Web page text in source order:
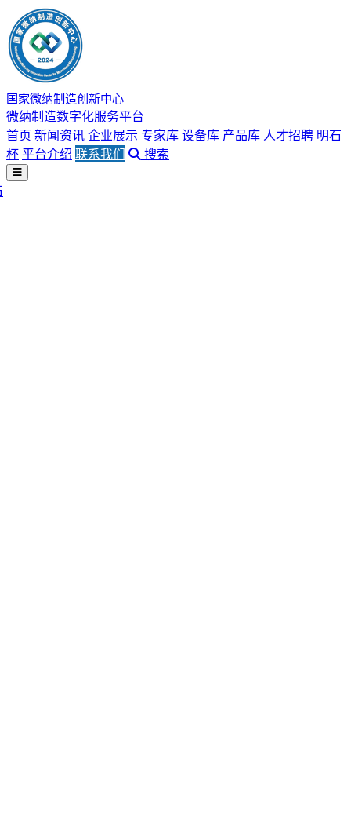
国家微纳制造创新中心
微纳制造数字化服务平台
首页 新闻资讯企业展示 专家库设备库 产品库 人才招聘 明石
杯平台介绍 联系我们 搜索